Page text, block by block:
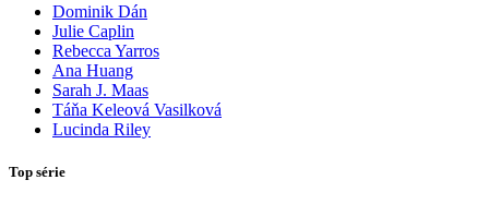
Dominik Dán
Julie Caplin
Rebecca Yarros
Ana Huang
Sarah J. Maas
Táňa Keleová Vasilková
Lucinda Riley
Top série